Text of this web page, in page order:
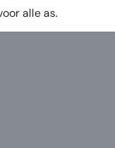
alle as.